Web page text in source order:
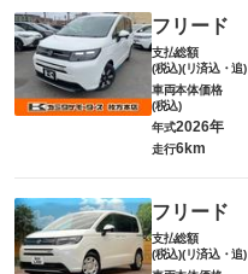
フリード
支払総額
(税込)(リ済込・追)
車両本体価格
(税込)
年式2026年
走行6km
フリード
支払総額
(税込)(リ済込・追)